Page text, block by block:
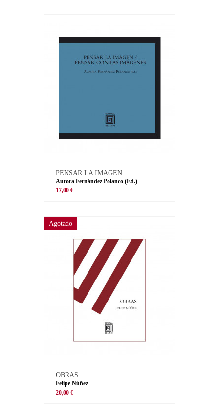
PENSAR LA IMAGEN
Aurora Fernández Polanco (Ed.)
17,00 €
Agotado
OBRAS
Felipe Núñez
20,00 €